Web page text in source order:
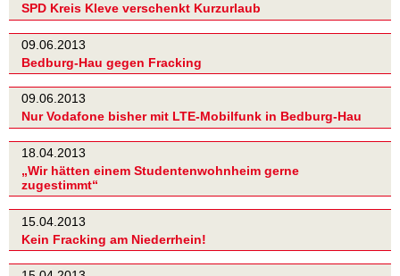
SPD Kreis Kleve verschenkt Kurzurlaub
09.06.2013
Bedburg-Hau gegen Fracking
09.06.2013
Nur Vodafone bisher mit LTE-Mobilfunk in Bedburg-Hau
18.04.2013
„Wir hätten einem Studentenwohnheim gerne
zugestimmt“
15.04.2013
Kein Fracking am Niederrhein!